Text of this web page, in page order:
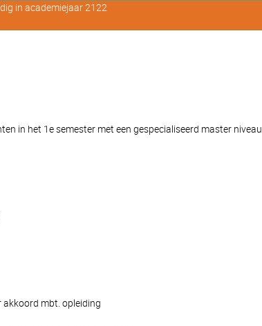
in het 1e semester met een gespecialiseerd master niveau.
mbt. opleiding
in academiejaar 2122